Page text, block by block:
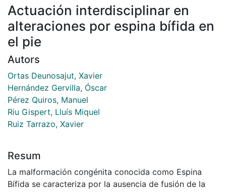
Actuación interdisciplinar en
alteraciones por espina bífida en
el pie
Autors
Ortas Deunosajut, Xavier
Hernández Gervilla, Óscar
Pérez Quiros, Manuel
Riu Gispert, Lluís Miquel
Ruiz Tarrazo, Xavier
Resum
La malformación congénita conocida como Espina
Bífida se caracteriza por la ausencia de fusión de la